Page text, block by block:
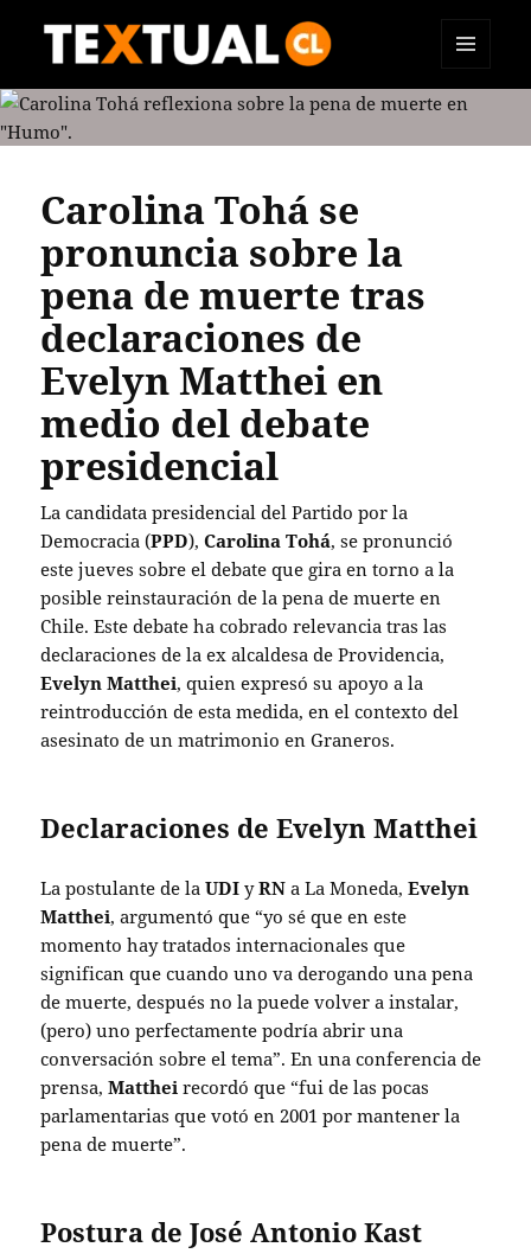
TEXTUAL
Y
Carolina Tohá se
pronuncia sobre la
pena de muerte tras
declaraciones de
Evelyn Matthei en
medio del debate
presidencial
La candidata presidencial del Partido por la
Democracia (PPD),Carolina Tohá, se pronunció
este jueves sobre el debate que gira en torno a la
posible reinstauración de la pena de muerte en
Chile. Este debate ha cobrado relevancia tras las
declaraciones de la ex alcaldesa de Providencia,
Evelyn Matthei, quien expresó su apoyo a la
reintroducción de esta medida, en el contexto del
asesinato de un matrimonio en Graneros.
Declaraciones de Evelyn Matthei
La postulante de laUDI yRN a La Moneda,Evelyn
Matthei, argumentó que “yo sé que en este
momento hay tratados internacionales que
significan que cuando uno va derogando una pena
de muerte, después no la puede volver a instalar,
(pero) uno perfectamente podría abrir una
conversación sobre el tema”. En una conferencia de
prensa,Matthei recordó que “fui de las pocas
parlamentarias que votó en 2001 por mantener la
pena de muerte”.
Postura de José Antonio Kast